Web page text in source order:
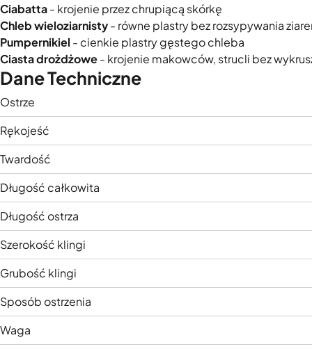
Ciabatta- krojenie przez chrupiącą skórkę
Chleb wieloziarnisty- równe plastry bez rozsypywania
Pumpernikiel - cienkie plastry gęstego chleba
Ciasta drożdżowe- krojenie makowców, strucli bez
Dane Techniczne
Ostrze
Rękojeść
Twardość
Długość całkowita
Długość ostrza
Szerokość klingi
Grubość klingi
Sposób ostrzenia
Waga